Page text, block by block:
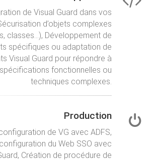
de Visual Guard dans vos
d’objets complexes
classes...), Développement de
spécifiques ou adaptation de
Visual Guard pour répondre à
fonctionnelles ou
techniques complexes.
Production
de VG avec ADFS,
du Web SSO avec
Création de procédure de